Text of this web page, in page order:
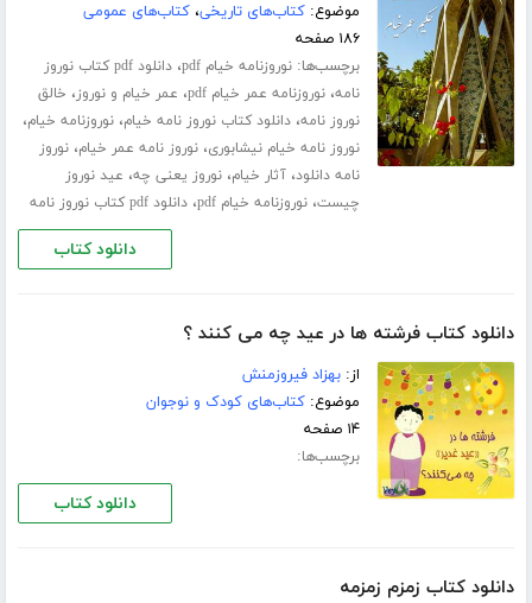
موضوع:کتاب‌های تاریخی،کتاب‌های عمومی
۱۸۶ صفحه
برچسب‌ها:نوروزنامه خیام pdf ،
دانلود pdf کتاب نوروز
نامه،نوروزنامه عمر خیام pdf ، عمر خیام و نوروز، خالق
نوروز نامه،دانلود کتاب نوروز نامه خیام،نوروزنامه خیام،
نوروز نامه خیام نیشابوری،نوروز نامه عمر خیام،نوروز
نامه دانلود،آثار خیام،نوروز یعنی چه، عید نوروز
چیست،نوروزنامه خیام pdf ،دانلود pdf کتاب نوروز نامه
دانلود کتاب
دانلود کتاب فرشته ها در عید چه می کنند ؟
از:بهزاد فیروزمنش
موضوع:کتاب‌های کودک و نوجوان
۱۴ صفحه
برچسب‌ها:
دانلود کتاب
دانلود کتاب زمزم زمزمه